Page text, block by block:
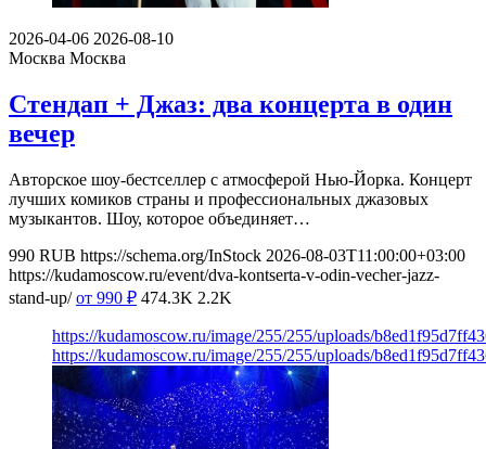
2026-04-06 2026-08-10
Москва Москва
Стендап + Джаз: два концерта в один
вечер
Авторское шоу-бестселлер с атмосферой Нью-Йорка. Концерт
лучших комиков страны и профессиональных джазовых
музыкантов. Шоу, которое объединяет…
990 RUB https://schema.org/InStock 2026-08-03T11:00:00+03:00
https://kudamoscow.ru/event/dva-kontserta-v-odin-vecher-jazz-
stand-up/ от 990 ₽ 474.3K 2.2K
https://kudamoscow.ru/image/255/255/uploads/
https://kudamoscow.ru/image/255/255/uploads/